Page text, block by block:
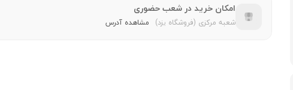
امکان خرید در شعب حضوری
شعبه مرکزی (فروشگاه یزد) مشاهده آدرس